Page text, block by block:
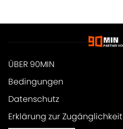
ÜBER 90MIN
Bedingungen
Datenschutz
Erklärung zur Zugänglichkeit